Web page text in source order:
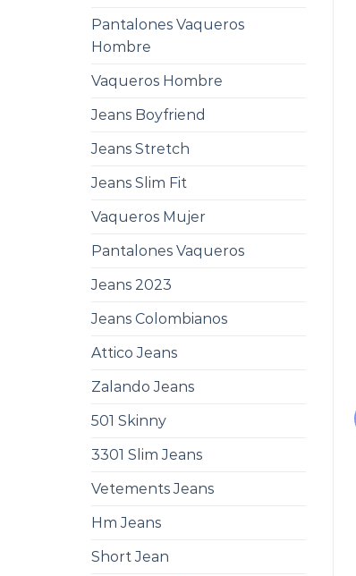
Pantalones Vaqueros
Hombre
Vaqueros Hombre
Jeans Boyfriend
Jeans Stretch
Jeans Slim Fit
Vaqueros Mujer
Pantalones Vaqueros
Jeans 2023
Jeans Colombianos
Attico Jeans
Zalando Jeans
501 Skinny
3301 Slim Jeans
Vetements Jeans
Hm Jeans
Short Jean